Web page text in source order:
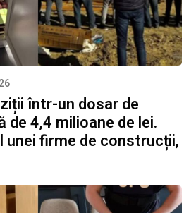
într-un dosar de
de 4,4 milioane de lei.
firme de construcții,